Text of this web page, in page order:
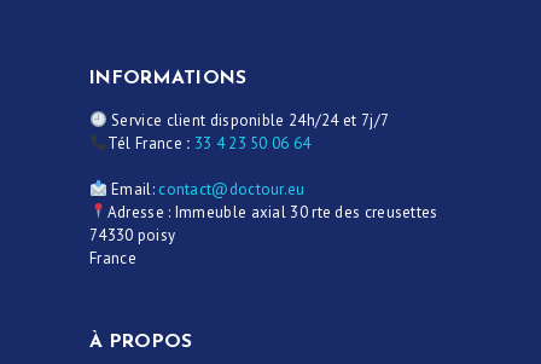
INFORMATIONS
Service client disponible 24h/24 et 7j/7
Tél France : 33 4 23 50 06 64
Email: contact@doctour.eu
Adresse : Immeuble axial 30 rte des creusettes
74330 poisy
France
À PROPOS